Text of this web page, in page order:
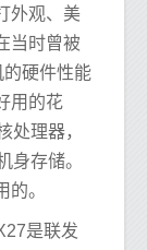
外观、美
当时曾被
的硬件性能
用的花
处理器，
身存储。
。
是联发